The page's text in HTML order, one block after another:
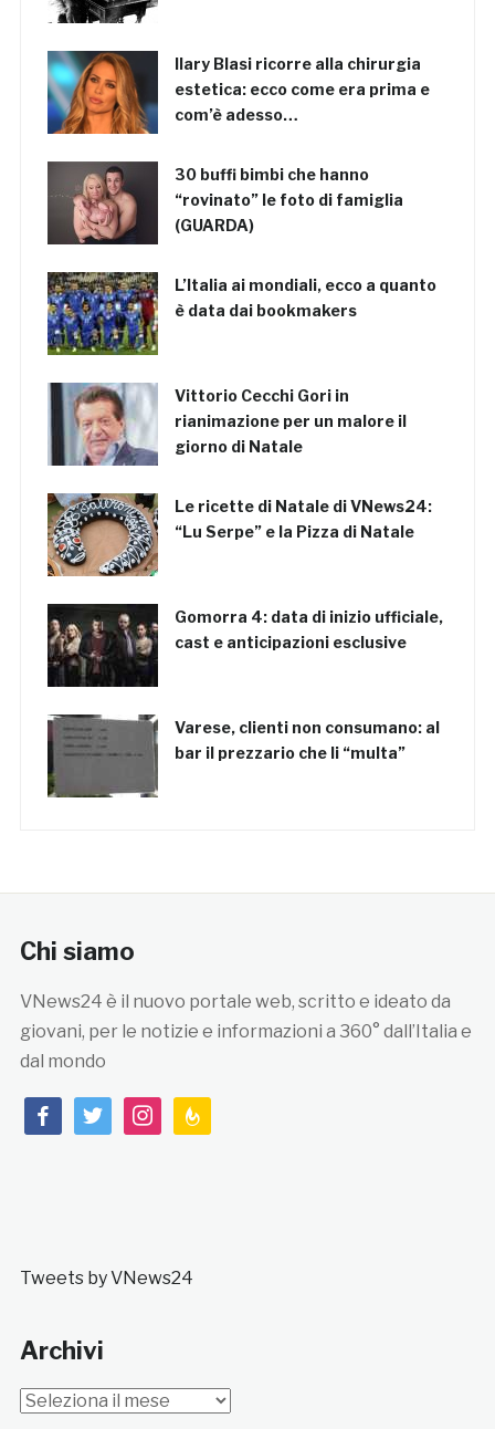
Ilary Blasi ricorre alla chirurgia
estetica: ecco come era prima e
com’è adesso…
30 buffi bimbi che hanno
“rovinato” le foto di famiglia
(GUARDA)
L’Italia ai mondiali, ecco a quanto
è data dai bookmakers
Vittorio Cecchi Gori in
rianimazione per un malore il
giorno di Natale
Le ricette di Natale di VNews24:
“Lu Serpe” e la Pizza di Natale
Gomorra 4: data di inizio ufficiale,
cast e anticipazioni esclusive
Varese, clienti non consumano: al
bar il prezzario che li “multa”
Chi siamo
VNews24 è il nuovo portale web, scritto e ideato da
giovani, per le notizie e informazioni a 360° dall’Italia e
dal mondo
facebooktwitterinstagramfeedburner
Tweets by VNews24
Archivi
Archivi